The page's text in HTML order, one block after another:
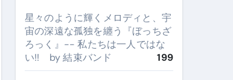
星々のように輝くメロディと、宇
宙の深遠な孤独を纏う『ぼっちざ
ろっく』-- 私たちは一人ではな
い!! by 結束バンド
199